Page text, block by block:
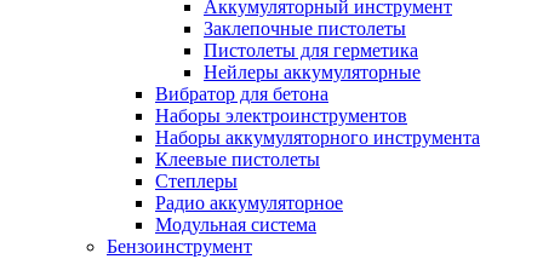
Аккумуляторный инструмент
Заклепочные пистолеты
Пистолеты для герметика
Нейлеры аккумуляторные
Вибратор для бетона
Наборы электроинструментов
Наборы аккумуляторного инструмента
Клеевые пистолеты
Степлеры
Радио аккумуляторное
Модульная система
Бензоинструмент